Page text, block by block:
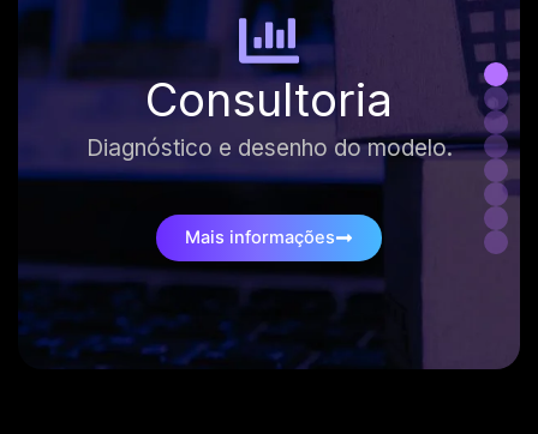
Consultoria
Diagnóstico e desenho do modelo.
Mais informações